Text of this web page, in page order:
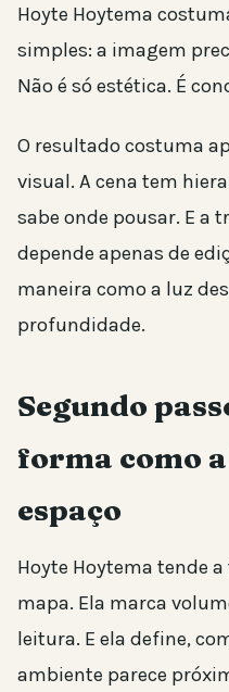
Hoyte Hoytema
simples: a imagem
Não é só estética. É
O resultado costuma
visual. A cena tem
sabe onde pousar. E a
depende apenas de
maneira como a luz
profundidade.
Segundo
forma como
espaço
Hoyte Hoytema tende
mapa. Ela marca
leitura. E ela define,
ambiente parece